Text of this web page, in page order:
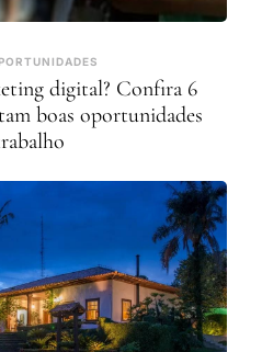
digital? Confira 6
boas oportunidades